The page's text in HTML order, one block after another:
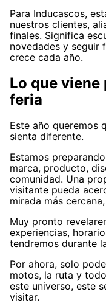
Para Inducascos,
nuestros clientes,
finales. Significa
novedades y seguir
crece cada año.
Lo que viene
feria
Este año queremos
sienta diferente.
Estamos
marca, producto,
comunidad. Una
visitante pueda
mirada más
Muy pronto
experiencias,
tendremos durante
Por ahora, solo
motos, la ruta y
este universo, este
visitar.